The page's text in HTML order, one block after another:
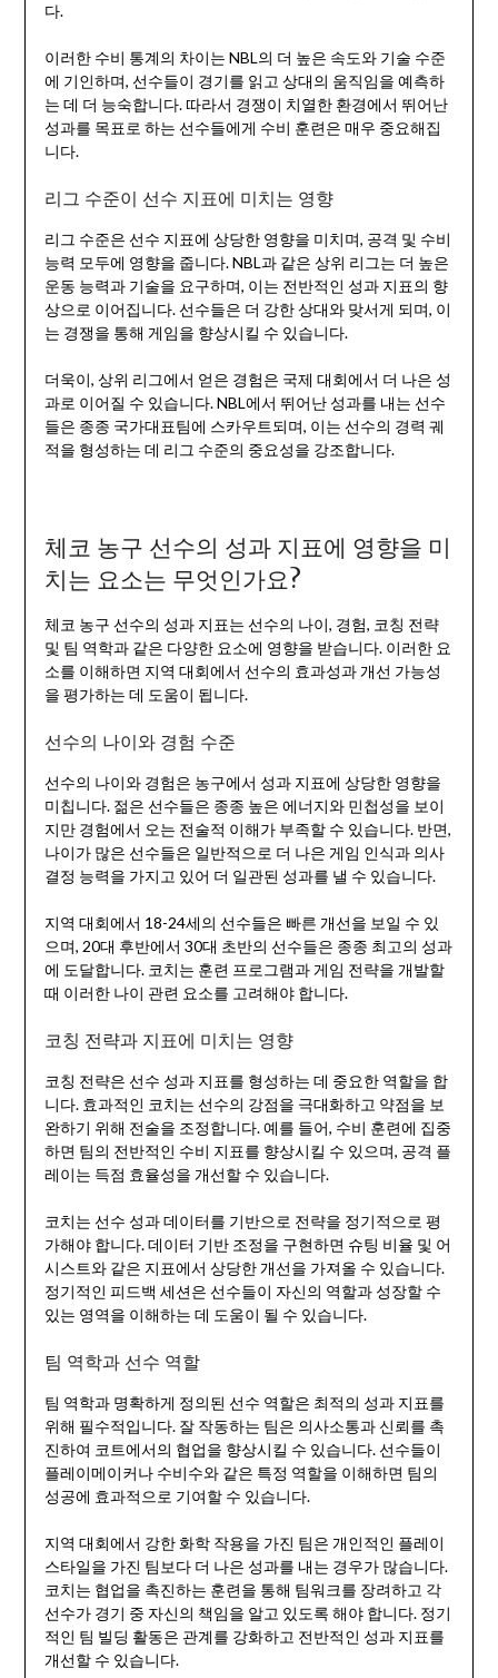
다.
이러한 수비 통계의 차이는 NBL의 더 높은 속도와 기술 수준
에 기인하며, 선수들이 경기를 읽고 상대의 움직임을 예측하
는 데 더 능숙합니다. 따라서 경쟁이 치열한 환경에서 뛰어난
성과를 목표로 하는 선수들에게 수비 훈련은 매우 중요해집
니다.
리그 수준이 선수 지표에 미치는 영향
리그 수준은 선수 지표에 상당한 영향을 미치며, 공격 및 수비
능력 모두에 영향을 줍니다. NBL과 같은 상위 리그는 더 높은
운동 능력과 기술을 요구하며, 이는 전반적인 성과 지표의 향
상으로 이어집니다. 선수들은 더 강한 상대와 맞서게 되며, 이
는 경쟁을 통해 게임을 향상시킬 수 있습니다.
더욱이, 상위 리그에서 얻은 경험은 국제 대회에서 더 나은 성
과로 이어질 수 있습니다. NBL에서 뛰어난 성과를 내는 선수
들은 종종 국가대표팀에 스카우트되며, 이는 선수의 경력 궤
적을 형성하는 데 리그 수준의 중요성을 강조합니다.
체코 농구 선수의 성과 지표에 영향을 미
치는 요소는 무엇인가요?
체코 농구 선수의 성과 지표는 선수의 나이, 경험, 코칭 전략
및 팀 역학과 같은 다양한 요소에 영향을 받습니다. 이러한 요
소를 이해하면 지역 대회에서 선수의 효과성과 개선 가능성
을 평가하는 데 도움이 됩니다.
선수의 나이와 경험 수준
선수의 나이와 경험은 농구에서 성과 지표에 상당한 영향을
미칩니다. 젊은 선수들은 종종 높은 에너지와 민첩성을 보이
지만 경험에서 오는 전술적 이해가 부족할 수 있습니다. 반면,
나이가 많은 선수들은 일반적으로 더 나은 게임 인식과 의사
결정 능력을 가지고 있어 더 일관된 성과를 낼 수 있습니다.
지역 대회에서 18-24세의 선수들은 빠른 개선을 보일 수 있
으며, 20대 후반에서 30대 초반의 선수들은 종종 최고의 성과
에 도달합니다. 코치는 훈련 프로그램과 게임 전략을 개발할
때 이러한 나이 관련 요소를 고려해야 합니다.
코칭 전략과 지표에 미치는 영향
코칭 전략은 선수 성과 지표를 형성하는 데 중요한 역할을 합
니다. 효과적인 코치는 선수의 강점을 극대화하고 약점을 보
완하기 위해 전술을 조정합니다. 예를 들어, 수비 훈련에 집중
하면 팀의 전반적인 수비 지표를 향상시킬 수 있으며, 공격 플
레이는 득점 효율성을 개선할 수 있습니다.
코치는 선수 성과 데이터를 기반으로 전략을 정기적으로 평
가해야 합니다. 데이터 기반 조정을 구현하면 슈팅 비율 및 어
시스트와 같은 지표에서 상당한 개선을 가져올 수 있습니다.
정기적인 피드백 세션은 선수들이 자신의 역할과 성장할 수
있는 영역을 이해하는 데 도움이 될 수 있습니다.
팀 역학과 선수 역할
팀 역학과 명확하게 정의된 선수 역할은 최적의 성과 지표를
위해 필수적입니다. 잘 작동하는 팀은 의사소통과 신뢰를 촉
진하여 코트에서의 협업을 향상시킬 수 있습니다. 선수들이
플레이메이커나 수비수와 같은 특정 역할을 이해하면 팀의
성공에 효과적으로 기여할 수 있습니다.
지역 대회에서 강한 화학 작용을 가진 팀은 개인적인 플레이
스타일을 가진 팀보다 더 나은 성과를 내는 경우가 많습니다.
코치는 협업을 촉진하는 훈련을 통해 팀워크를 장려하고 각
선수가 경기 중 자신의 책임을 알고 있도록 해야 합니다. 정기
적인 팀 빌딩 활동은 관계를 강화하고 전반적인 성과 지표를
개선할 수 있습니다.